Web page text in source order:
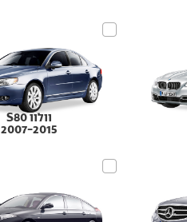
וולוו S80
2007-2015